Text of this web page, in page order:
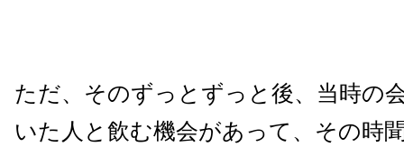
ただ、そのずっとずっと後、当時の
いた人と飲む機会があって、その時